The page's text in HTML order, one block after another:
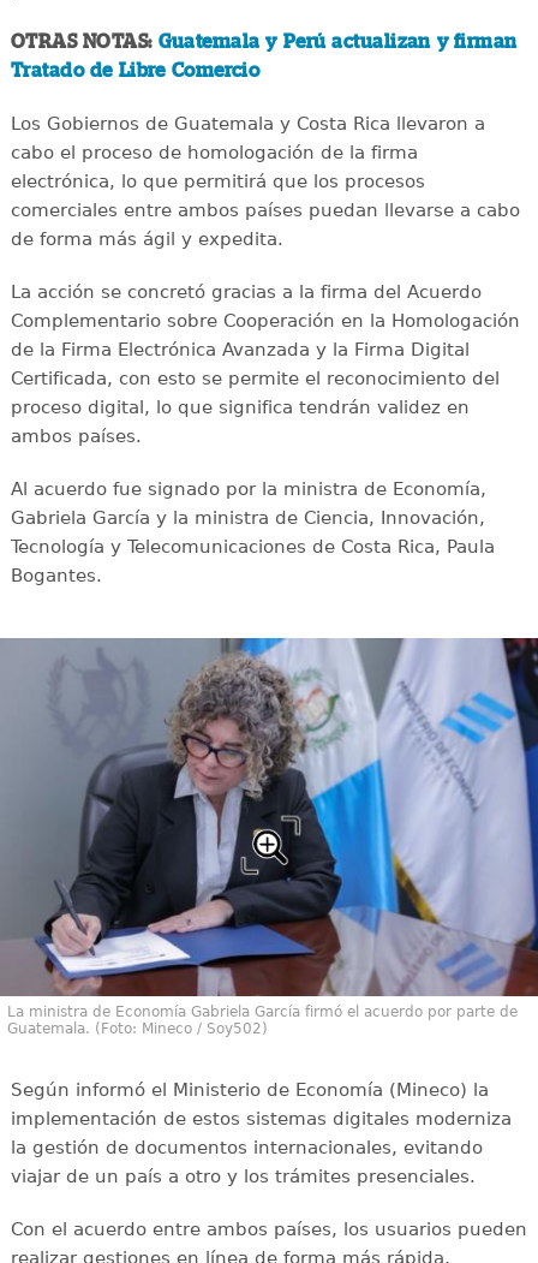
OTRAS NOTAS:Guatemala y Perú actualizan y firman
Tratado de Libre Comercio
Los Gobiernos de Guatemala y Costa Rica llevaron a
cabo el proceso de homologación de la firma
electrónica, lo que permitirá que los procesos
comerciales entre ambos países puedan llevarse a cabo
de forma más ágil y expedita.
La acción se concretó gracias a la firma del Acuerdo
Complementario sobre Cooperación en la Homologación
de la Firma Electrónica Avanzada y la Firma Digital
Certificada, con esto se permite el reconocimiento del
proceso digital, lo que significa tendrán validez en
ambos países.
Al acuerdo fue signado por la ministra de Economía,
Gabriela García y la ministra de Ciencia, Innovación,
Tecnología y Telecomunicaciones de Costa Rica, Paula
Bogantes.
La ministra de Economía Gabriela García firmó el acuerdo por parte de
Guatemala. (Foto: Mineco / Soy502)
Según informó el Ministerio de Economía (Mineco) la
implementación de estos sistemas digitales moderniza
la gestión de documentos internacionales, evitando
viajar de un país a otro y los trámites presenciales.
Con el acuerdo entre ambos países, los usuarios pueden
realizar gestiones en línea de forma más rápida,